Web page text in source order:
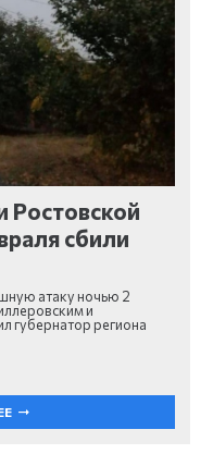
Ростовской
сбили
атаку ночью 2
и
губернатор региона